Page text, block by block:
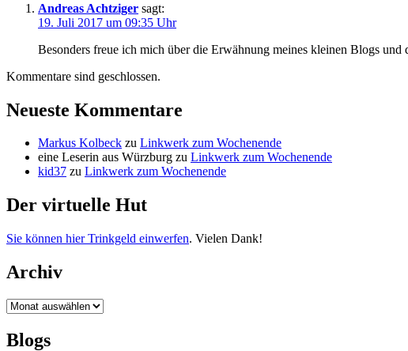
Andreas Achtziger sagt:
19. Juli 2017 um 09:35 Uhr
Besonders freue ich mich über die Erwähnung meines kleinen Blogs und
Kommentare sind geschlossen.
Neueste Kommentare
Markus Kolbeck zu Linkwerk zum Wochenende
eine Leserin aus Würzburg zu Linkwerk zum Wochenende
kid37 zu Linkwerk zum Wochenende
Der virtuelle Hut
Sie können hier Trinkgeld einwerfen. Vielen Dank!
Archiv
Archiv
Blogs